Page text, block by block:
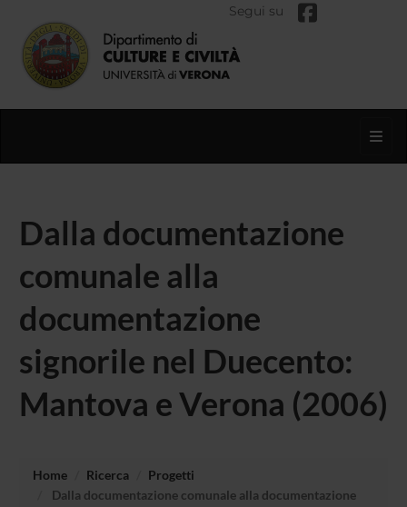
Segui su
Dalla documentazione
comunale alla
documentazione
signorile nel Duecento:
Mantova e Verona (2006)
Home Ricerca
Progetti
Dalla documentazione comunale alla documentazione